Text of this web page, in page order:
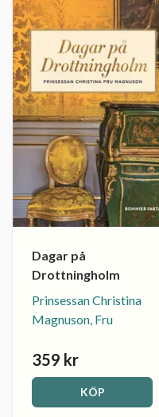
Dagar på
Drottningholm
Prinsessan Christina
Magnuson, Fru
359 kr
KÖP